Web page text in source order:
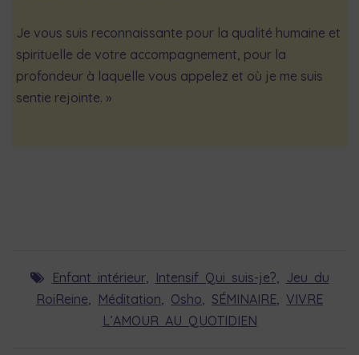
Je vous suis reconnaissante pour la qualité humaine et
spirituelle de votre accompagnement, pour la
profondeur à laquelle vous appelez et où je me suis
sentie rejointe. »
Enfant intérieur, Intensif Qui suis-je?
Jeu du
RoiReine
Méditation Osho SÉMINAIRE
VIVRE
L’AMOUR AU QUOTIDIEN